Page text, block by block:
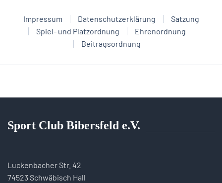
Impressum Datenschutzerklärung
Satzung
Spiel- und Platzordnung
Ehrenordnung
Beitragsordnung
Sport Club Bibersfeld e.V.
Luckenbacher Str. 42
74523 Schwäbisch Hall